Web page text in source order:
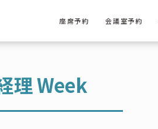
座席予約 会議室予約
理 Week